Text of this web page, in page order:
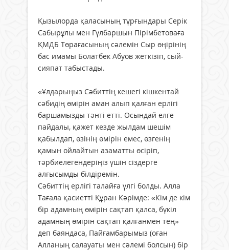
Қызылорда қаласының тұрғындары Серік
Сабырұлы мен Гүлбаршын Пірімбетоваға
ҚМДБ Төрағасының сәлемін Сыр өңірінің
бас имамы Болатбек Абуов жеткізіп, сый-
сияпат табыстады.
«Ұлдарыңыз Сәбиттің кешегі кішкентай
сәбидің өмірін аман алып қалған ерлігі
баршамызды тәнті етті. Осындай елге
пайдалы, қажет кезде жылдам шешім
қабылдап, өзінің өмірін емес, өзгенің
қамын ойлайтын азаматты өсіріп,
тәрбиелегендеріңіз үшін сіздерге
алғысымды білдіремін.
Сәбиттің ерлігі талайға үлгі болды. Алла
Тағала қасиетті Құран Кәрімде: «Кім де кім
бір адамның өмірін сақтап қалса, бүкіл
адамның өмірін сақтап қалғанмен тең»
деп баяндаса, Пайғамбарымыз (оған
Алланың салауаты мен сәлемі болсын) бір